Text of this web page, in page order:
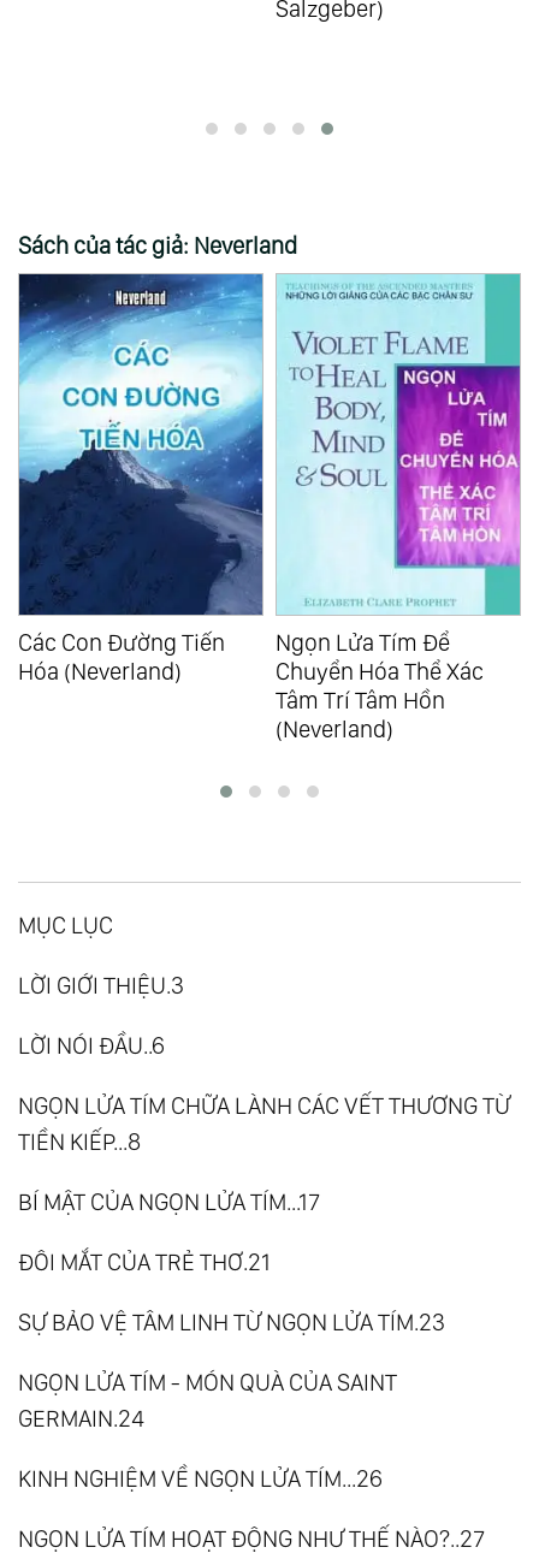
Annaeus Seneca)
Sách của tác giả: Neverland
Các Con Đường Tiến
Hóa (Neverland)
Ngọn Lửa Tím Để
Chuyển Hóa Thể Xác
Tâm Trí Tâm Hồn
(Neverland)
MỤC LỤC
LỜI GIỚI THIỆU.3
LỜI NÓI ĐẦU..6
NGỌN LỬA TÍM CHỮA LÀNH CÁC VẾT THƯƠNG TỪ
TIỀN KIẾP...8
BÍ MẬT CỦA NGỌN LỬA TÍM...17
ĐÔI MẮT CỦA TRẺ THƠ.21
SỰ BẢO VỆ TÂM LINH TỪ NGỌN LỬA TÍM.23
NGỌN LỬA TÍM - MÓN QUÀ CỦA SAINT
GERMAIN.24
KINH NGHIỆM VỀ NGỌN LỬA TÍM...26
NGỌN LỬA TÍM HOẠT ĐỘNG NHƯ THẾ NÀO?..27